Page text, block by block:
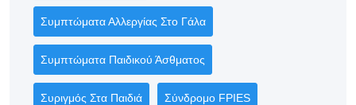
Συμπτώματα Αλλεργίας Στο Γάλα
Συμπτώματα Παιδικού Άσθματος
Συριγμός Στα Παιδιά Σύνδρομο FPIES